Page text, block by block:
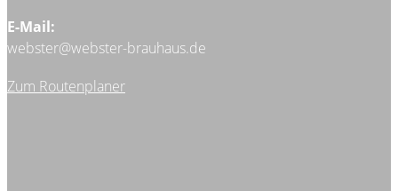
E-Mail:
webster@webster-brauhaus.de
Zum Routenplaner